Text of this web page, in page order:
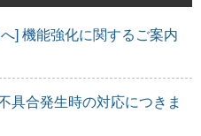
] 機能強化に関するご案内
具合発生時の対応につきま